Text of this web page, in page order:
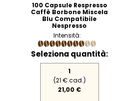
100 Capsule Respresso
Caffè Borbone Miscela
Blu Compatibile
Nespresso
Intensità:
Seleziona quantità:
1
(21 € cad.)
21,00 €